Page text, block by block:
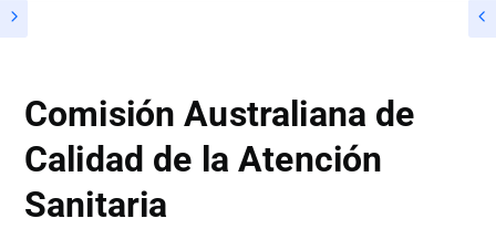
Comisión Australiana de
Calidad de la Atención
Sanitaria